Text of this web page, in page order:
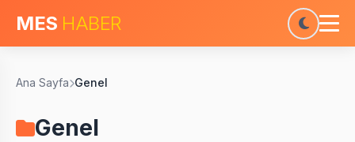
MES HABER
Ana Sayfa Genel
Genel